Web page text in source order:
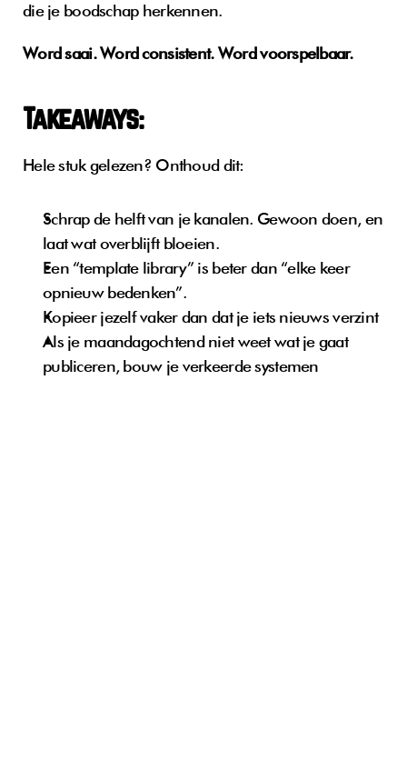
die je boodschap herkennen.
Word saai. Word consistent. Word voorspelbaar.
Takeaways:
Hele stuk gelezen? Onthoud dit:
Schrap de helft van je kanalen. Gewoon doen, en
laat wat overblijft bloeien.
Een “template library” is beter dan “elke keer
opnieuw bedenken”.
Kopieer jezelf vaker dan dat je iets nieuws verzint
Als je maandagochtend niet weet wat je gaat
publiceren, bouw je verkeerde systemen